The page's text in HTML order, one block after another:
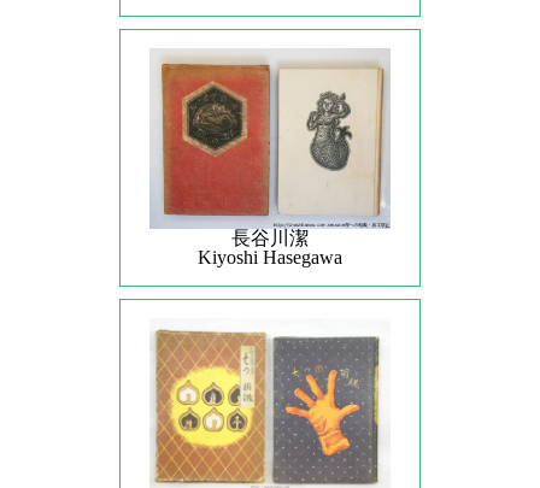
長谷川潔
Kiyoshi Hasegawa